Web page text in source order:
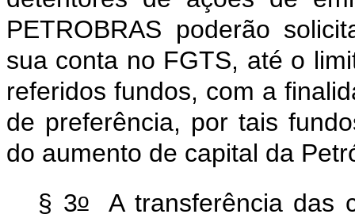
PETROBRAS poderão
sua conta no FGTS, até o
referidos fundos, com a
de preferência, por tais
do aumento de capital da
§ 3oA transferência das